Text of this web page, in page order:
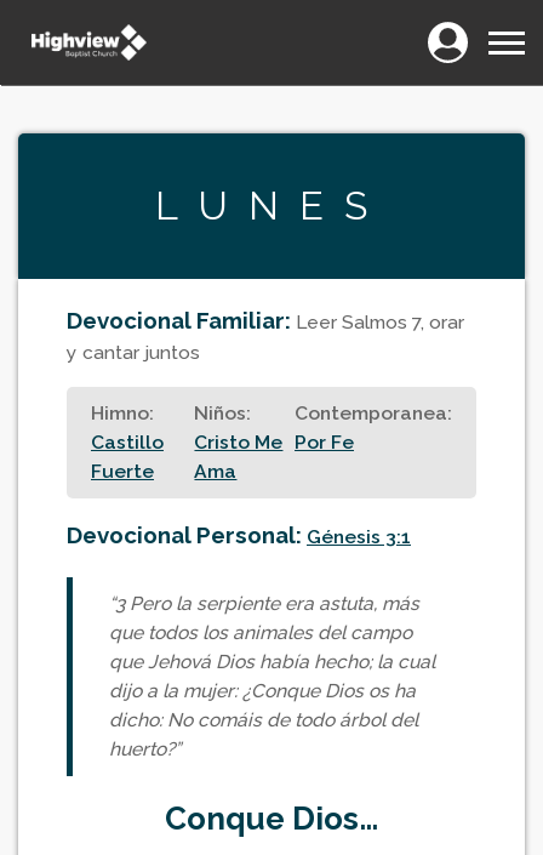
Login Menu
LUNES
Devocional Familiar: Leer Salmos 7, orar
y cantar juntos
Himno:
Castillo
Fuerte
Niños:
Cristo Me
Ama
Contemporanea:
Por Fe
Devocional Personal: Génesis 3:1
“3 Pero la serpiente era astuta, más
que todos los animales del campo
que Jehová Dios había hecho; la cual
dijo a la mujer: ¿Conque Dios os ha
dicho: No comáis de todo árbol del
huerto?”
Conque Dios…